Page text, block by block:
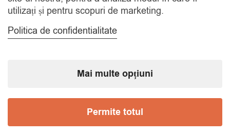
utilizați și pentru scopuri de marketing.
Politica de confidentialitate
Mai multe opțiuni
Permite totul